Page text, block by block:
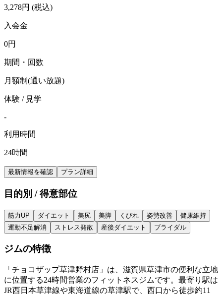
3,278円 (税込)
入会金
0円
期間・回数
月額制(通い放題)
体験 / 見学
-
利用時間
24時間
最新情報を確認 プラン詳細
目的別 / 得意部位
筋力UP ダイエット 美尻 美脚 くびれ 姿勢改善
健康維持
運動不足解消
ストレス発散 産後ダイエット ブライダル
ジムの特徴
「チョコザップ草津野村店」は、滋賀県草津市の便利な立地
に位置する24時間営業のフィットネスジムです。最寄り駅は
JR西日本草津線や東海道線の草津駅で、西口から徒歩約11